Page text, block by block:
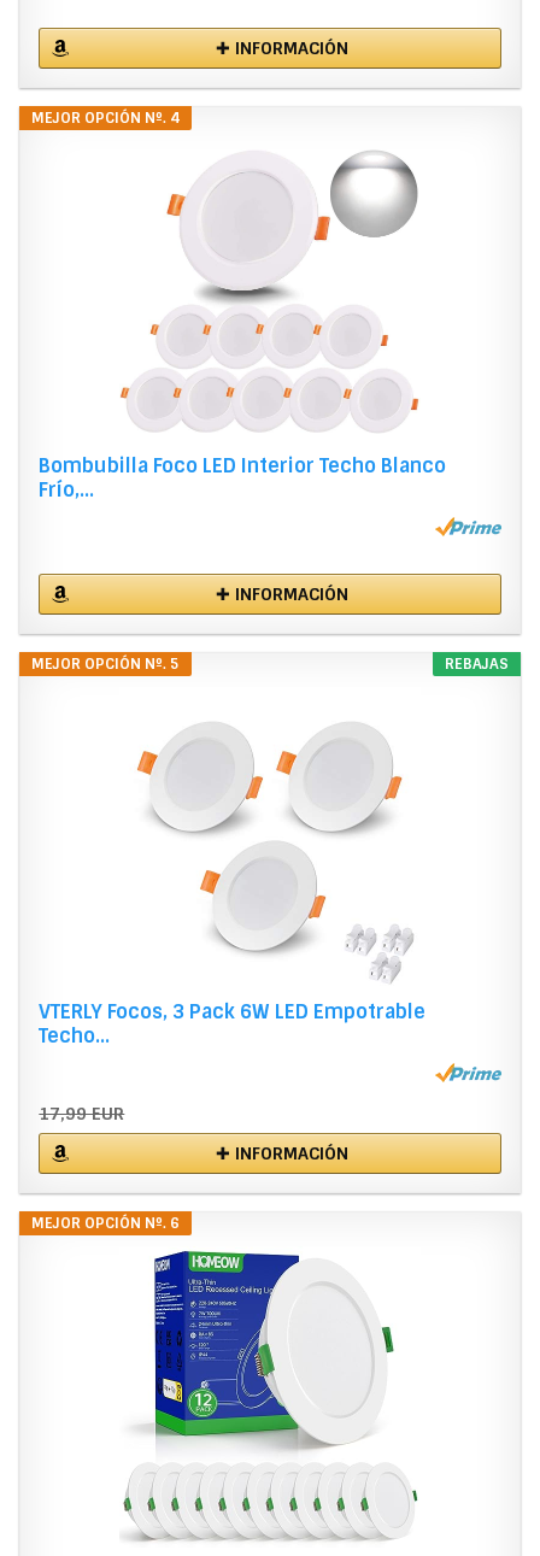
✚ INFORMACIÓN
MEJOR OPCIÓN Nº. 4
Bombubilla Foco LED Interior Techo Blanco
Frío,...
✚ INFORMACIÓN
REBAJAS
MEJOR OPCIÓN Nº. 5
VTERLY Focos, 3 Pack 6W LED Empotrable
Techo...
17,99 EUR
✚ INFORMACIÓN
MEJOR OPCIÓN Nº. 6